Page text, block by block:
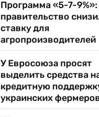
Программа «5-7-9%»:
правительство
ставку для
агропроизводителей
У Евросоюза просят
выделить средства
кредитную
украинских